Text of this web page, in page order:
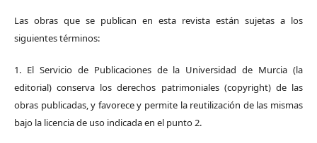
Las obras que se publican en esta revista están sujetas a los
siguientes términos:
1. El Servicio de Publicaciones de la Universidad de Murcia (la
editorial) conserva los derechos patrimoniales (copyright) de las
obras publicadas, y favorece y permite la reutilización de las mismas
bajo la licencia de uso indicada en el punto 2.